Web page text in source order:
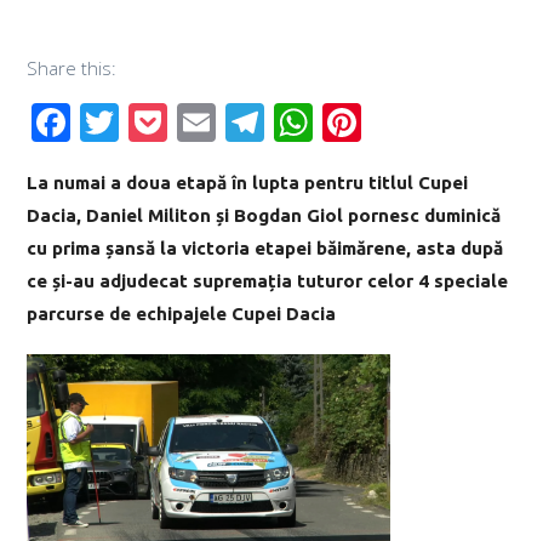
Share this:
Facebook
Twitter
Pocket
EmailTelegram
WhatsApp
La numai a doua etapă în lupta pentru titlul Cupei
Dacia, Daniel Militon și Bogdan Giol pornesc duminică
cu prima șansă la victoria etapei băimărene, asta după
ce și-au adjudecat supremația tuturor celor 4 speciale
parcurse de echipajele Cupei Dacia